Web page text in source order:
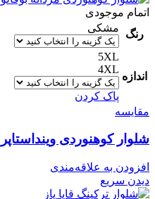
اتمام موجودی
رنگ
مشکی
اندازه
5XL
4XL
پاک کردن
مقایسه
شلوار کوهنوردی وینداستاپر
افزودن به علاقه‌مندی
دیدن سریع